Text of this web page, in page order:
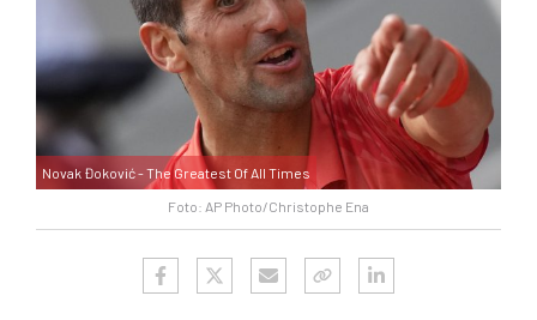
Foto: AP Photo/Christophe Ena
Novak Đoković - The Greatest Of All Times